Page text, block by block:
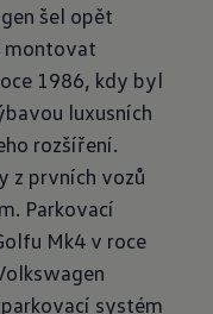
šel opět
montovat
1986, kdy byl
luxusních
rozšíření.
z prvních vozů
Parkovací
Mk4 v roce
systém